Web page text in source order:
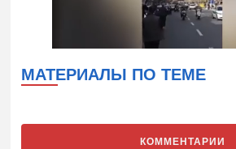
МАТЕРИАЛЫ ПО ТЕМЕ
КОММЕНТАРИИ